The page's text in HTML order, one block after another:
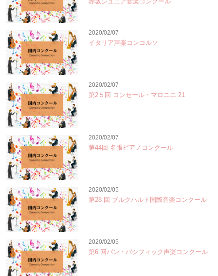
2020/02/07
イタリア声楽コンコルソ
2020/02/07
第2５回 コンセール・マロニエ 21
2020/02/07
第44回 名張ピアノコンクール
2020/02/05
第28 回 ブルクハルト国際音楽コンクール
2020/02/05
第6 回パン・パシフィック声楽コンクール